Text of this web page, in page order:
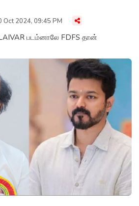
Oct 2024, 09:45 PM
படம்னாலே FDFS தான்